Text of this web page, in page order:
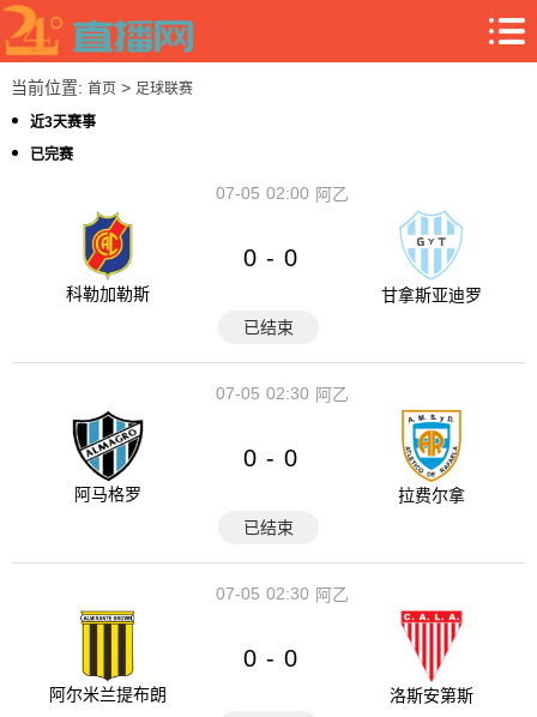
当前位置: 首页> 足球联赛
近3天赛事
已完赛
02:00
07-05 阿乙
科勒加勒斯
0 - 0
甘拿斯亚迪罗
已结束
02:30
07-05 阿乙
阿马格罗
0 - 0
拉费尔拿
已结束
02:30
07-05 阿乙
阿尔米兰提布朗
0 - 0
洛斯安第斯